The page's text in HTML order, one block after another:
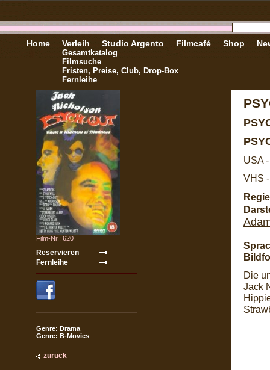
Home Verleih
Gesamtkatalog
Filmsuche
Fristen, Preise, Club, Drop-Box
Fernleihe
Studio Argento Filmcafé Shop
Film-Nr.: 620
Genre: Drama
Genre: B-Movies
zurück
USA
VHS
Die
Jack